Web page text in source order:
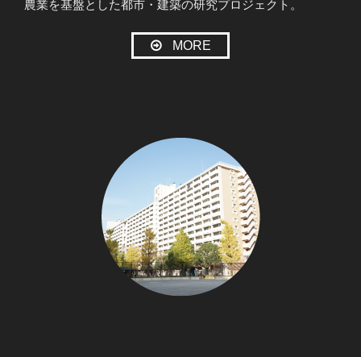
農業を基盤とした都市・建築の研究プロジェクト。
MORE